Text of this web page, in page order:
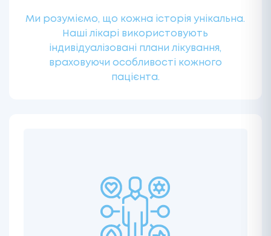
Ми розуміємо, що кожна історія унікальна.
Наші лікарі використовують
індивідуалізовані плани лікування,
враховуючи особливості кожного
пацієнта.